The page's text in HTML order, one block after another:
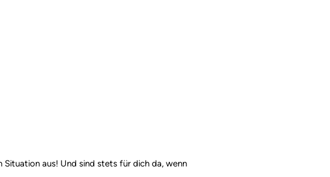
Situation aus! Und sind stets für dich da, wenn